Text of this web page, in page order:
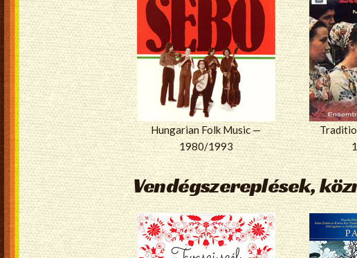
Hungarian Folk Music —
1980/1993
Vendégszereplések,